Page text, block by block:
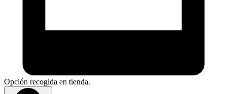
Opción recogida en tienda.